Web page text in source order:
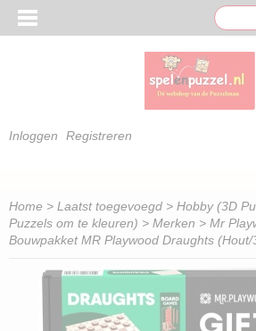
Inloggen Registreren
Home > Laatst toegevoegd > Hobby (3D
Puzzels om te kleuren) > Merken > Mr
Bouwpakket MR Playwood Draughts (Hout/